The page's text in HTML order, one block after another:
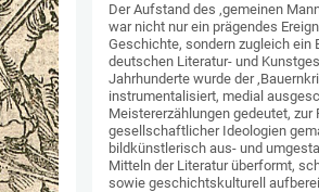
Der Aufstand des ‚gemeinen
war nicht nur ein prägendes
Geschichte, sondern zugleich ein
deutschen Literatur- und
Jahrhunderte wurde der
instrumentalisiert, medial
Meistererzählungen gedeutet,
gesellschaftlicher Ideologien
bildkünstlerisch aus- und
Mitteln der Literatur überformt,
sowie geschichtskulturell